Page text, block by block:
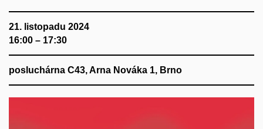
21. listopadu 2024
16:00 – 17:30
posluchárna C43, Arna Nováka 1, Brno